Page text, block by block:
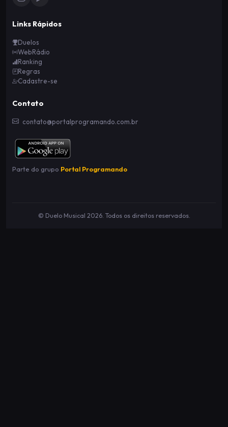
Links Rápidos
Duelos
WebRádio
Ranking
Regras
Cadastre-se
Contato
contato@portalprogramando.com.br
Parte do grupo Portal Programando
© Duelo Musical 2026. Todos os direitos reservados.